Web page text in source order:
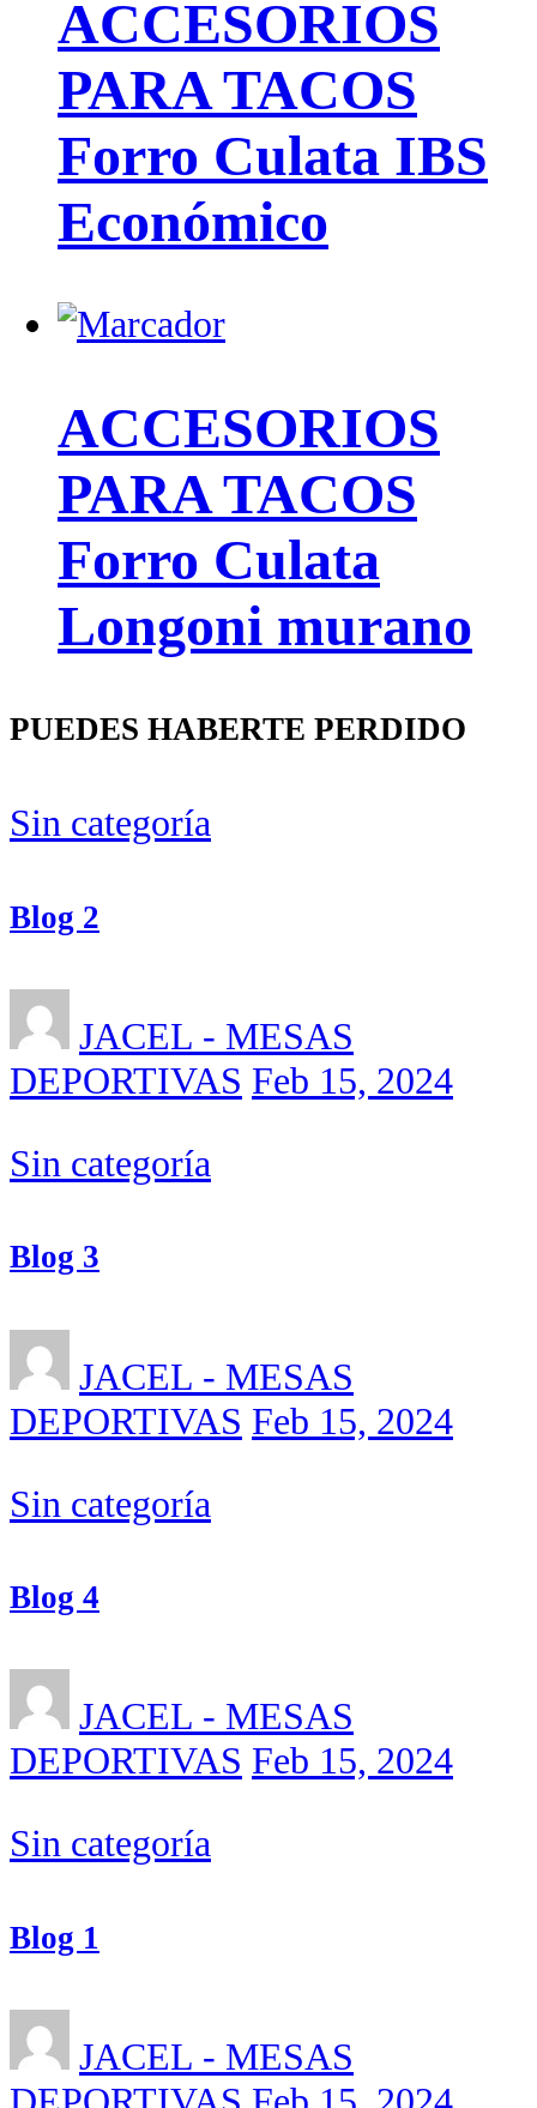
ACCESORIOS
PARA TACOS
Forro Culata IBS
Económico
ACCESORIOS
PARA TACOS
Forro Culata
Longoni murano
PUEDES HABERTE PERDIDO
Sin categoría
Blog 2
JACEL - MESAS
DEPORTIVAS Feb 15, 2024
Sin categoría
Blog 3
JACEL - MESAS
DEPORTIVAS Feb 15, 2024
Sin categoría
Blog 4
JACEL - MESAS
DEPORTIVAS Feb 15, 2024
Sin categoría
Blog 1
JACEL - MESAS